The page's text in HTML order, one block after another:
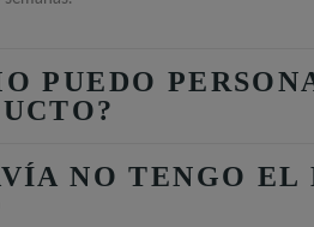
PUEDO
NO TENGO EL